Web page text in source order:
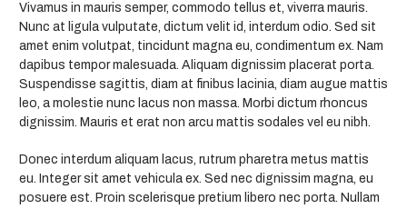
Vivamus in mauris semper, commodo tellus et, viverra mauris.
Nunc at ligula vulputate, dictum velit id, interdum odio. Sed sit
amet enim volutpat, tincidunt magna eu, condimentum ex. Nam
dapibus tempor malesuada. Aliquam dignissim placerat porta.
Suspendisse sagittis, diam at finibus lacinia, diam augue mattis
leo, a molestie nunc lacus non massa. Morbi dictum rhoncus
dignissim. Mauris et erat non arcu mattis sodales vel eu nibh.
Donec interdum aliquam lacus, rutrum pharetra metus mattis
eu. Integer sit amet vehicula ex. Sed nec dignissim magna, eu
posuere est. Proin scelerisque pretium libero nec porta. Nullam